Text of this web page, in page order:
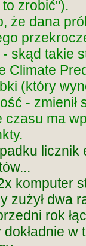
zrobić").
że dana
skąd takie
Climate
(który
-
czasu ma
licznik
komputer
zużył dwa
rok